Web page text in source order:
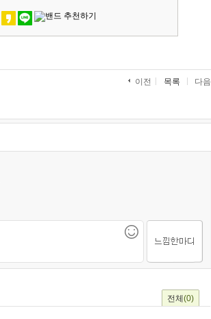
이전 목록 다음
전체 (0)